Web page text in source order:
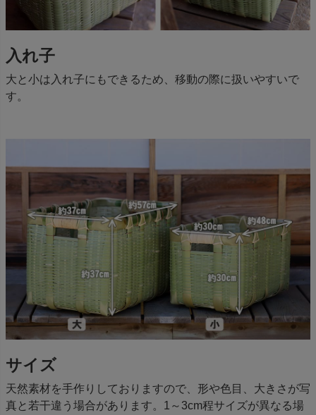
入れ子
大と小は入れ子にもできるため、移動の際に扱いやすいで
す。
サイズ
天然素材を手作りしておりますので、形や色目、大きさが写
真と若干違う場合があります。1～3cm程サイズが異なる場